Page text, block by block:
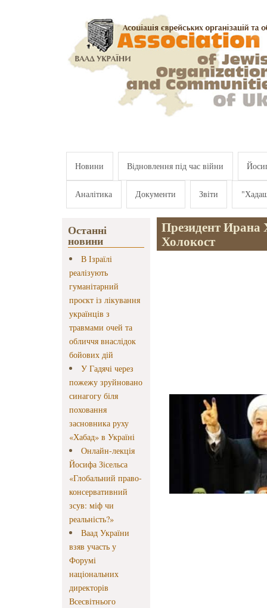
Новини Відновлення під час війни
Аналітика Документи Звіти
Останні
новини
В Ізраїлі
реалізують
гуманітарний
проєкт із лікування
українців з
травмами очей та
обличчя внаслідок
бойових дій
У Гадячі через
пожежу зруйновано
синагогу біля
поховання
засновника руху
«Хабад» в Україні
Онлайн-лекція
Йосифа Зісельса
«Глобальний право-
консервативний
зсув: міф чи
реальність?»
Ваад України
взяв участь у
Форумі
національних
директорів
Всесвітнього
Президент Ирана
Холокост